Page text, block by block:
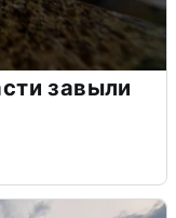
завыли